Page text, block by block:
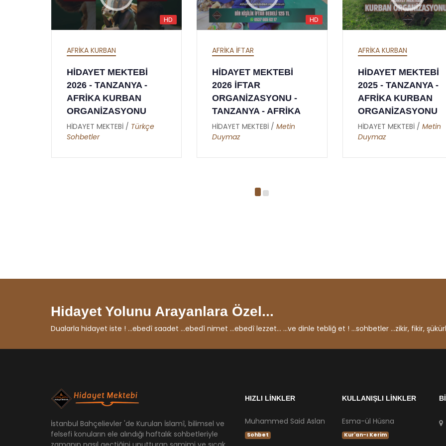
HD
AFRİKA İFTAR
HİDAYET MEKTEBİ
2026 İFTAR
ORGANİZASYONU -
TANZANYA - AFRİKA
HİDAYET MEKTEBİ /Metin
Duymaz
HD
AFRİKA KURBAN
HİDAYET MEKTEBİ
2025 - TANZANYA -
AFRİKA KURBAN
ORGANİZASYONU
HİDAYET MEKTEBİ /Metin
Duymaz
CANLI YAYIN
SÜNNETİ SENİYE
DÜNYA SAADETİNE
VESİLEDİR -
NUR SOHBETLERİ -
28.05.2024
HİDAYET MEKTEBİ /
Hidayet Yolunu Arayanlara Özel...
Dualarla hidayet iste ! ...ebedî saadet ...ebedî nimet ...ebedî lezzet... ...ve dinle tebliğ et ! ...sohbetler ...zikir, fikir,
İstanbul Bahçelievler 'de Kurulan İslamî, bilimsel ve
felsefi konuların ele alındığı haftalık sohbetleriyle
HIZLI LİNKLER
Muhammed Said Aslan
Sohbet
KULLANIŞLI LİNKLER
Esma-ül Hüsna
Kur'an-ı Kerim